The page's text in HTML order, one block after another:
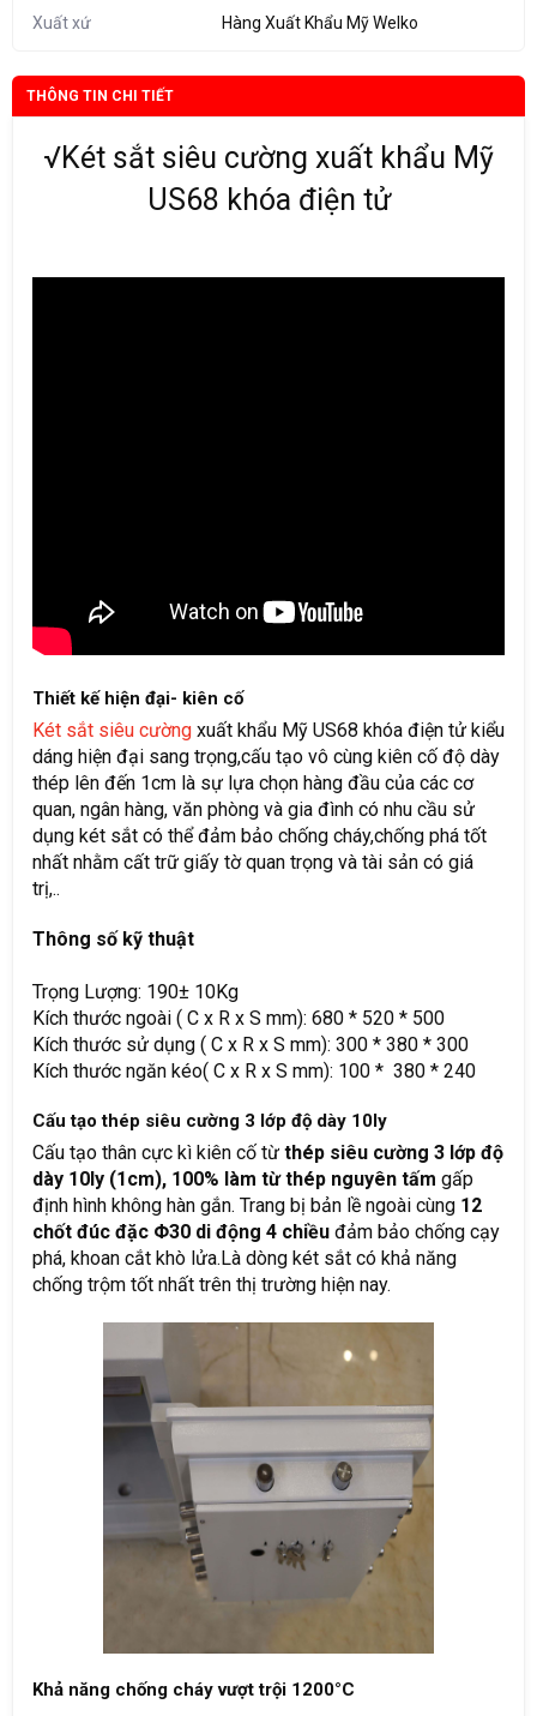
THÔNG TIN CHI TIẾT
√Két sắt siêu cường xuất khẩu Mỹ
US68 khóa điện tử
Thiết kế hiện đại- kiên cố
Két sắt siêu cường xuất khẩu Mỹ US68 khóa điện tử kiểu
dáng hiện đại sang trọng,cấu tạo vô cùng kiên cố độ dày
thép lên đến 1cm là sự lựa chọn hàng đầu của các cơ
quan, ngân hàng, văn phòng và gia đình có nhu cầu sử
dụng két sắt có thể đảm bảo chống cháy,chống phá tốt
nhất nhằm cất trữ giấy tờ quan trọng và tài sản có giá
trị,..
Thông số kỹ thuật
Trọng Lượng: 190± 10Kg
Kích thước ngoài ( C x R x S mm): 680 * 520 * 500
Kích thước sử dụng ( C x R x S mm): 300 * 380 * 300
Kích thước ngăn kéo( C x R x S mm): 100 * 380 * 240
Cấu tạo thép siêu cường 3 lớp độ dày 10ly
Cấu tạo thân cực kì kiên cố từ thép siêu cường 3 lớp độ
dày 10ly (1cm), 100% làm từ thép nguyên tấm gấp
định hình không hàn gắn. Trang bị bản lề ngoài cùng 12
chốt đúc đặc Φ30 di động 4 chiều đảm bảo chống cạy
phá, khoan cắt khò lửa.Là dòng két sắt có khả năng
chống trộm tốt nhất trên thị trường hiện nay.
Khả năng chống cháy vượt trội 1200°C
Xuất xứ Hàng Xuất Khẩu Mỹ Welko